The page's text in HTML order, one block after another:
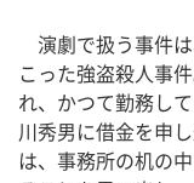
演劇で扱う事件
こった強盗殺人事
れ、かつて勤務し
川秀男に借金を申
は、事務所の机の